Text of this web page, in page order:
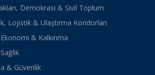
Demokrasi & Sivil Toplum
Lojistik & Ulaştırma Koridorları
& Kalkınma
& Güvenlik